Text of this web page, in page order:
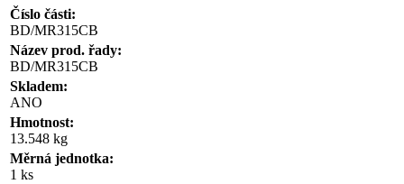
Číslo části:
BD/MR315CB
Název prod. řady:
BD/MR315CB
Skladem:
ANO
Hmotnost:
13.548 kg
Měrná jednotka:
1 ks